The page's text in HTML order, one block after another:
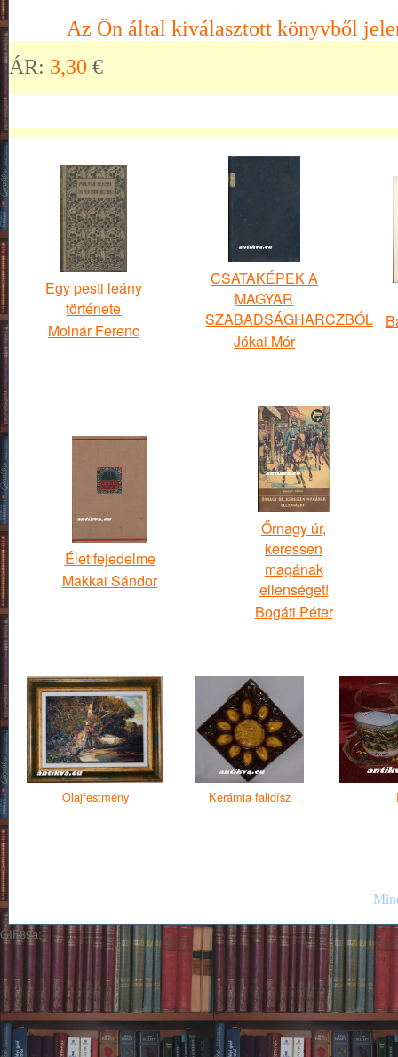
Az Ön által kiválasztott könyvből
ÁR: 3,30 €
Egy pesti leány
története
Molnár Ferenc
CSATAKÉPEK A
MAGYAR
SZABADSÁGHARCZBÓL
Jókai Mór
Élet fejedelme
Makkai Sándor
Őrnagy ​úr,
keressen
magának
ellenséget!
Bogáti Péter
Olajfestmény Kerámia falidísz
GIF89a;